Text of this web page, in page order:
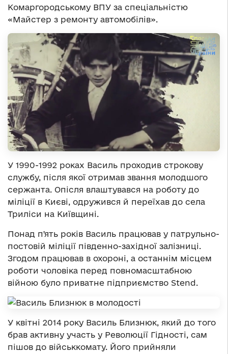
Комаргородському ВПУ за спеціальністю
«Майстер з ремонту автомобілів».
У 1990-1992 роках Василь проходив строкову
службу, після якої отримав звання молодшого
сержанта. Опісля влаштувався на роботу до
міліції в Києві, одружився й переїхав до села
Триліси на Київщині.
Понад пʼять років Василь працював у патрульно-
постовій міліції південно-західної залізниці.
Згодом працював в охороні, а останнім місцем
роботи чоловіка перед повномасштабною
війною було приватне підприємство Stend.
У квітні 2014 року Василь Близнюк, який до того
брав активну участь у Революції Гідності, сам
пішов до військкомату. Його прийняли